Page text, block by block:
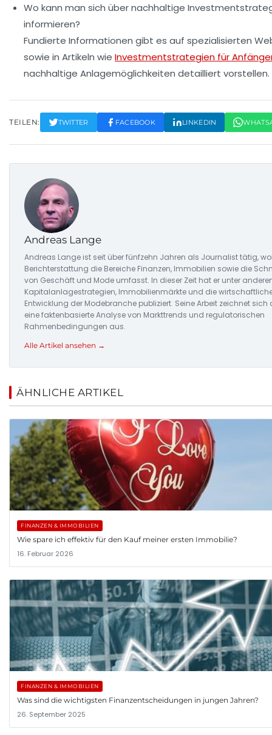
Wo kann man sich über nachhaltige
informieren?
Fundierte Informationen gibt es auf spezialisierten
sowie in Artikeln wie Investmentstrategien für
nachhaltige Anlagemöglichkeiten detailliert vorstellen.
TEILEN: TWITTER FACEBOOK LINKEDIN
Andreas Lange
Andreas Lange ist seit über fünfzehn Jahren als Journalist tätig,
Berichterstattung die Bereiche Finanzen, Immobilien sowie die
von Geschäft und Mode umfasst. In dieser Zeit hat er unter
Kapitalanlagestrategien, Immobilienmärkte und die
Entwicklung der Modebranche publiziert. Seine Arbeit zeichnet sich
eine faktenbasierte Analyse von Markttrends und regulatorischen
Rahmenbedingungen aus.
Alle Artikel ansehen →
ÄHNLICHE ARTIKEL
FINANZEN & IMMOBILIEN
Wie spare ich effektiv für den Kauf meiner ersten Immobilie?
16. Februar 2026
FINANZEN & IMMOBILIEN
Was sind die wichtigsten Finanzentscheidungen in jungen Jahren?
26. September 2025